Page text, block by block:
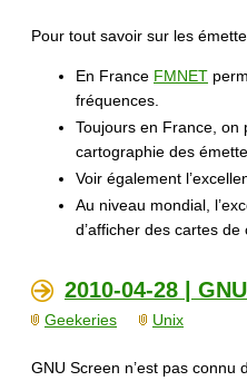
Pour tout savoir sur les
En France FMNET
fréquences.
Toujours en France, on
cartographie des
Voir également
Au niveau mondial,
d’afficher des cartes
2010-04-28 |
Geekeries Unix
GNU Screen n’est pas connu